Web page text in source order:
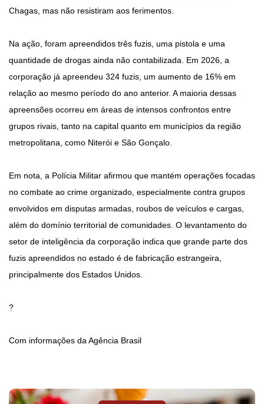
Chagas, mas não resistiram aos ferimentos.
Na ação, foram apreendidos três fuzis, uma pistola e uma
quantidade de drogas ainda não contabilizada. Em 2026, a
corporação já apreendeu 324 fuzis, um aumento de 16% em
relação ao mesmo período do ano anterior. A maioria dessas
apreensões ocorreu em áreas de intensos confrontos entre
grupos rivais, tanto na capital quanto em municípios da região
metropolitana, como Niterói e São Gonçalo.
Em nota, a Polícia Militar afirmou que mantém operações focadas
no combate ao crime organizado, especialmente contra grupos
envolvidos em disputas armadas, roubos de veículos e cargas,
além do domínio territorial de comunidades. O levantamento do
setor de inteligência da corporação indica que grande parte dos
fuzis apreendidos no estado é de fabricação estrangeira,
principalmente dos Estados Unidos.
?
Com informações da Agência Brasil